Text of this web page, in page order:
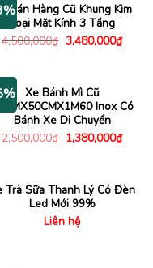
Bán Hàng Cũ Khung Kim
Loại Mặt Kính 3 Tầng
4,500,000₫ Giá
gốc
3,480,000₫Giá
hiện
Xe Bánh Mì Cũ
Inox Có
Bánh Xe Di Chuyển
2,500,000₫ Giá
gốc
1,380,000₫Giá
hiện
Trà Sữa Thanh Lý Có Đèn
Led Mới 99%
Liên hệ